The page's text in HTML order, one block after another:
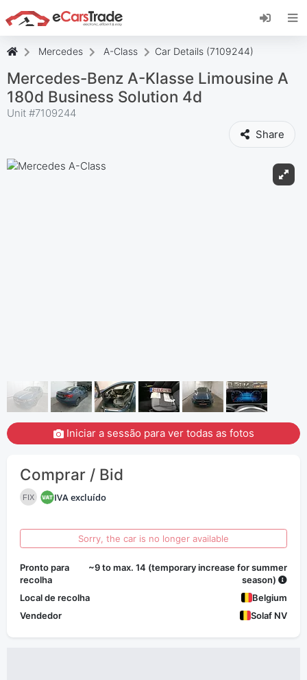
Instale a aplicação web eCarsTrade, adicione-a
ao seu ecrã inicial e receba atualizações
Mercedes A-Class Car Details (7109244)
Mercedes-Benz A-Klasse Limousine A
180d Business Solution 4d
Unit #7109244
Share
Iniciar a sessão para ver todas as fotos
Comprar / Bid
FIX IVA excluído
Sorry, the car is no longer available
Pronto para
recolha
~9 to max. 14 (temporary increase for summer
season)
Local de recolha
Belgium
Vendedor
Solaf NV